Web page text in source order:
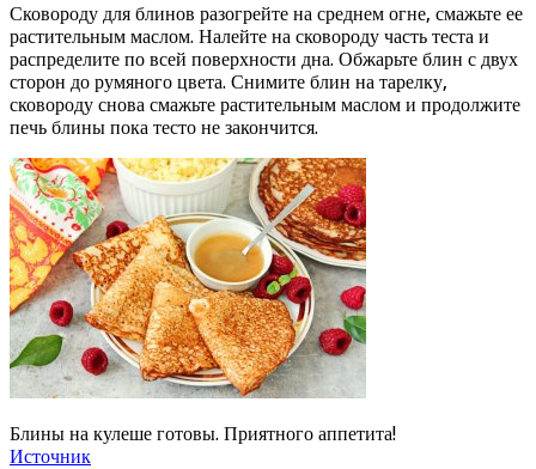
Сковороду для блинов разогрейте на среднем огне, смажьте ее
растительным маслом. Налейте на сковороду часть теста и
распределите по всей поверхности дна. Обжарьте блин с двух
сторон до румяного цвета. Снимите блин на тарелку,
сковороду снова смажьте растительным маслом и продолжите
печь блины пока тесто не закончится.
Блины на кулеше готовы. Приятного аппетита!
Источник